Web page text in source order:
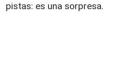
pistas: es una sorpresa.